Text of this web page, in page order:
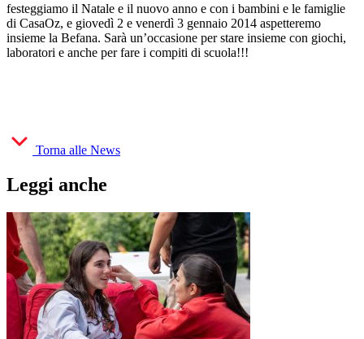
festeggiamo il Natale e il nuovo anno e con i bambini e le famiglie
di CasaOz, e giovedì 2 e venerdì 3 gennaio 2014 aspetteremo
insieme la Befana. Sarà un’occasione per stare insieme con giochi,
laboratori e anche per fare i compiti di scuola!!!
Torna alle News
Leggi anche